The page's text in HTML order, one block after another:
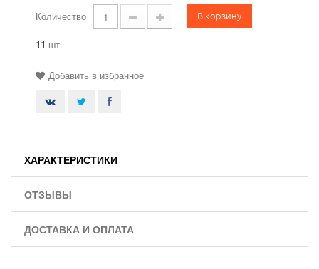
Количество В корзину
11 шт.
Добавить в избранное
ХАРАКТЕРИСТИКИ
ОТЗЫВЫ
ДОСТАВКА И ОПЛАТА